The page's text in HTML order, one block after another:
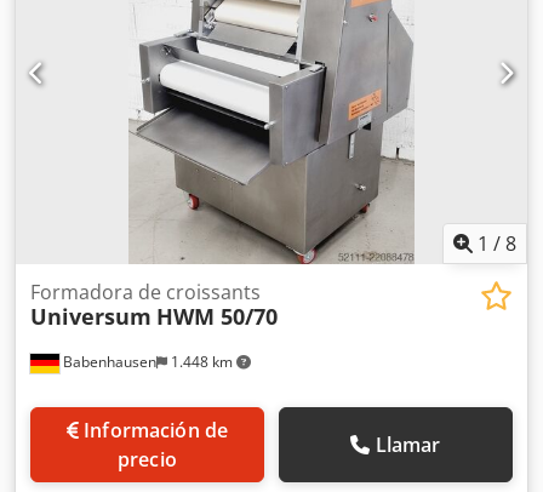
1 /8
Babenhausen 1.448 km
Formadora de croissants
Universum HWM 50/70
Información de
precio
Llamar